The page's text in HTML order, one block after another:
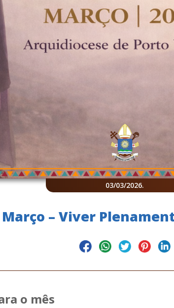
03/03/2026.
– Viver
o mês